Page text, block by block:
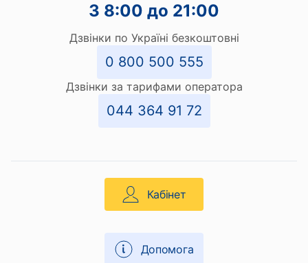
З 8:00 до 21:00
Дзвінки по Україні безкоштовні
0 800 500 555
Дзвінки за тарифами оператора
044 364 91 72
Кабінет
Допомога